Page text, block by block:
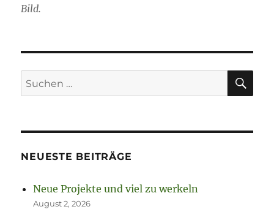
Bild.
Suchen
nach:
NEUESTE BEITRÄGE
Neue Projekte und viel zu werkeln
August 2, 2026